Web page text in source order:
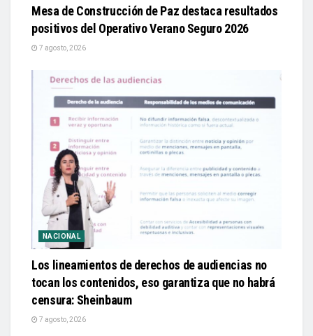
Mesa de Construcción de Paz destaca resultados
positivos del Operativo Verano Seguro 2026
7 agosto, 2026
NACIONAL
Los lineamientos de derechos de audiencias no
tocan los contenidos, eso garantiza que no habrá
censura: Sheinbaum
7 agosto, 2026